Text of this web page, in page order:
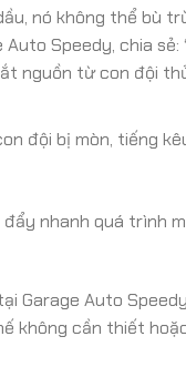
nó không thể bù
Speedy, chia
từ con đội
đội bị mòn, tiếng
nhanh quá trình
Garage Auto
không cần thiết